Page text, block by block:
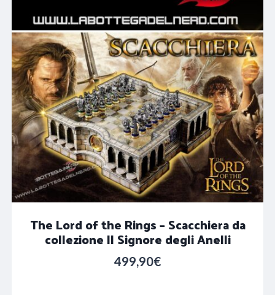
The Lord of the Rings – Scacchiera da
collezione Il Signore degli Anelli
499,90€